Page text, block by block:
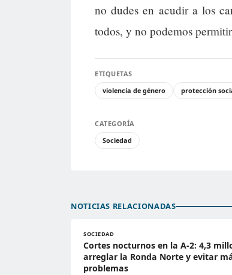
no dudes en acudir a los
todos, y no podemos
ETIQUETAS
violencia de género
protección
CATEGORÍA
Sociedad
NOTICIAS RELACIONADAS
SOCIEDAD
Cortes nocturnos en la A-2: 4,3
arreglar la Ronda Norte y evitar
problemas